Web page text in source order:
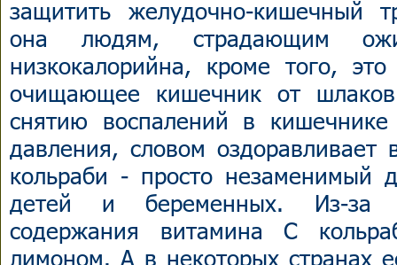
защитить желудочно-кишечный
она людям, страдающим
низкокалорийна, кроме того,
очищающее кишечник от шлаков
снятию воспалений в
давления, словом оздоравливает
кольраби - просто незаменимый
детей и беременных. Из-за
содержания витамина С
лимоном. А в некоторых странах